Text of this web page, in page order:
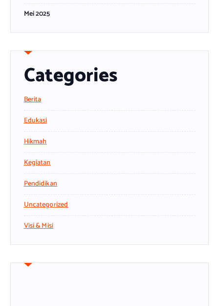
Mei 2025
Categories
Berita
Edukasi
Hikmah
Kegiatan
Pendidikan
Uncategorized
Visi & Misi